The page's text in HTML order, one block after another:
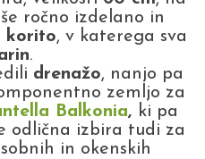
ročno izdelano in
korito, v katerega sva
.
drenažo, nanjo pa
zemljo za
Balkonia, ki pa
odlična izbira tudi za
in okenskih